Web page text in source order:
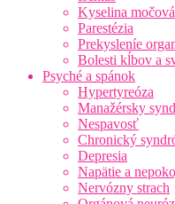
Kyselina močová
Parestézia
Prekysleníe
Bolesti kĺbov a
Psyché a spánok
Hypertyreóza
Manažérsky
Nespavosť
Chronický
Depresia
Napätie a
Nervózny strach